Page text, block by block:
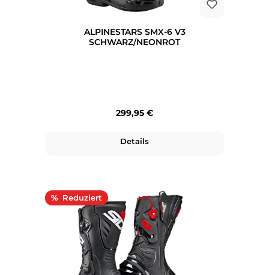
ALPINESTARS SMX-6 V3
SCHWARZ/NEONROT
Regulärer Preis:
299,95 €
Details
% Rabatt